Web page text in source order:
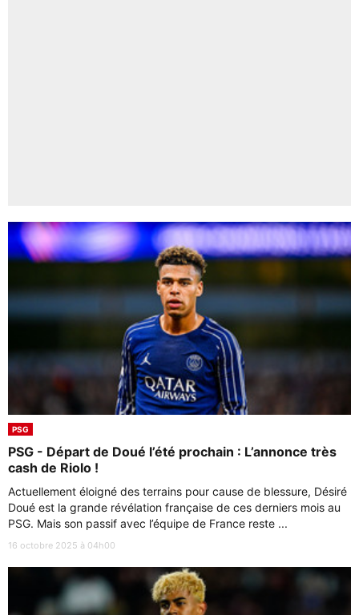
PSG
PSG - Départ de Doué l’été prochain : L’annonce très
cash de Riolo !
Actuellement éloigné des terrains pour cause de blessure, Désiré
Doué est la grande révélation française de ces derniers mois au
PSG. Mais son passif avec l’équipe de France reste ...
16 octobre 2025 à 04h00